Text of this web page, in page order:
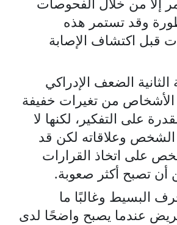
إلا من خلال الفحوصات
وقد تستمر هذه
قبل اكتشاف الإصابة
الضعف الإدراكي
الأشخاص من تغيرات خفيفة
على التفكير، لكنها لا
الشخص وعلاقاته لكن قد
على اتخاذ القرارات
أن تصبح أكثر صعوبة.
البسيط وغالبًا ما
عندما يصبح واضحًا لدى